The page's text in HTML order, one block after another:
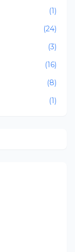
(1)
(24)
(3)
(16)
(8)
(1)